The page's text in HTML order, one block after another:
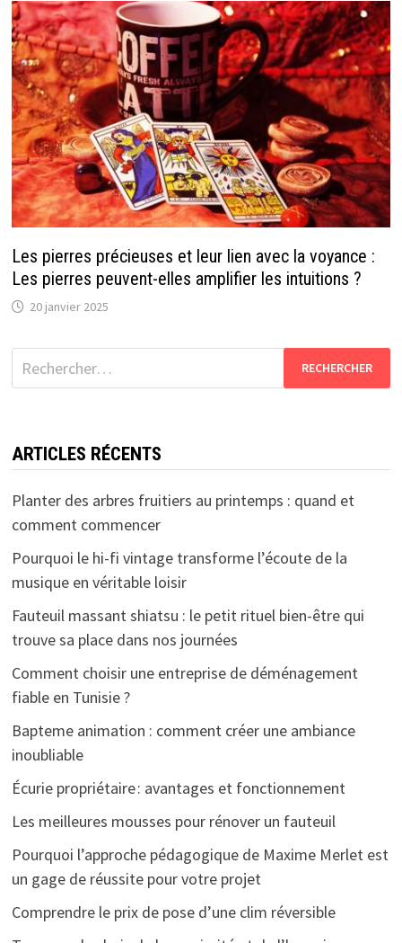
Les pierres précieuses et leur lien avec la voyance :
Les pierres peuvent-elles amplifier les intuitions ?
20 janvier 2025
Rechercher :
ARTICLES RÉCENTS
Planter des arbres fruitiers au printemps : quand et
comment commencer
Pourquoi le hi-fi vintage transforme l’écoute de la
musique en véritable loisir
Fauteuil massant shiatsu : le petit rituel bien-être qui
trouve sa place dans nos journées
Comment choisir une entreprise de déménagement
fiable en Tunisie ?
Bapteme animation : comment créer une ambiance
inoubliable
Écurie propriétaire : avantages et fonctionnement
Les meilleures mousses pour rénover un fauteuil
Pourquoi l’approche pédagogique de Maxime Merlet est
un gage de réussite pour votre projet
Comprendre le prix de pose d’une clim réversible